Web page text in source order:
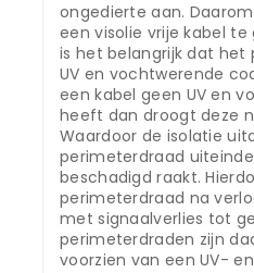
ongedierte aan.
een visolie vrije kabel te
is het belangrijk dat het
UV en vochtwerende
een kabel geen UV en
heeft dan droogt deze
Waardoor de isolatie
perimeterdraad
beschadigd raakt.
perimeterdraad na
met signaalverlies tot
perimeterdraden zijn
voorzien van een UV-